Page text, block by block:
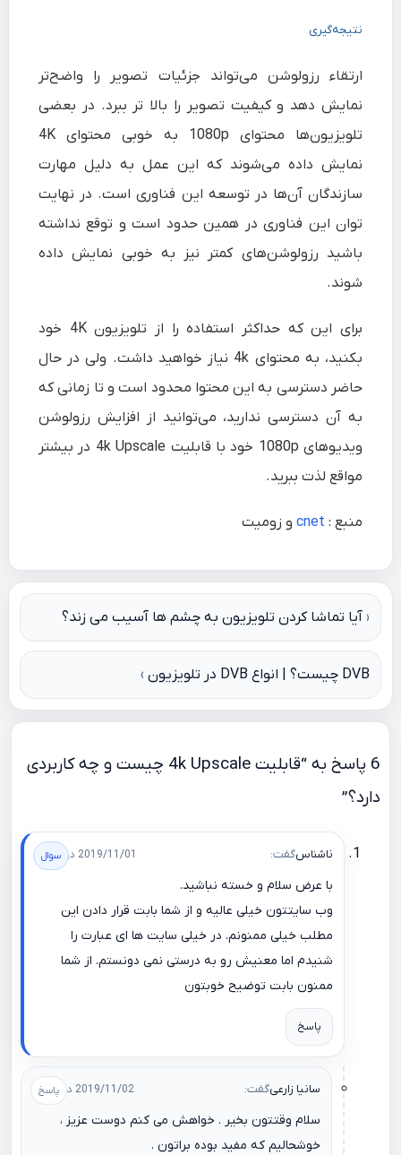
نتیجه‌گیری
ارتقاء رزولوشن می‌تواند جزئیات تصویر را واضح‌تر
نمایش دهد و کیفیت تصویر را بالا تر ببرد. در بعضی
تلویزیون‌ها محتوای 1080p به خوبی محتوای 4K
نمایش داده می‌شوند که این عمل به دلیل مهارت
سازندگان آن‌ها در توسعه این فناوری است. در نهایت
توان این فناوری در همین حدود است و توقع نداشته
باشید رزولوشن‌های کمتر نیز به خوبی نمایش داده
شوند.
برای این که حداکثر استفاده را از تلویزیون 4K خود
بکنید، به محتوای 4k نیاز خواهید داشت. ولی در حال
حاضر دسترسی به این محتوا محدود است و تا زمانی که
به آن دسترسی ندارید، می‌توانید از افزایش رزولوشن
ویدیو‌های 1080p خود با قابلیت 4k Upscale در بیشتر
مواقع لذت ببرید.
منبع : cnetو زومیت
راهبری
نوشته
آیا تماشا کردن تلویزیون به چشم ها آسیب می زند؟
DVB چیست؟ | انواع DVB در تلویزیون
6 پاسخ به “قابلیت 4k Upscale چیست و چه کاربردی
دارد؟”
ناشناسگفت: 2019/11/01 در 21:13
با عرض سلام و خسته نباشید.
وب سایتتون خیلی عالیه و از شما بابت قرار دادن این
مطلب خیلی ممنونم. در خیلی سایت ها ای عبارت را
شنیدم اما معنیش رو به درستی نمی دونستم. از شما
ممنون بابت توضیح خوبتون
پاسخ
سانیا زارعیگفت: 2019/11/02 در 13:34
سلام وقتتون بخیر . خواهش می کنم دوست عزیز ،
خوشحالیم که مفید بوده براتون .